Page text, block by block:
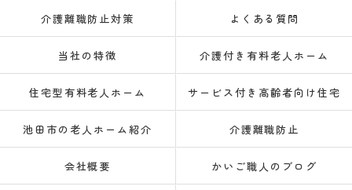
介護離職防止対策 よくある質問
当社の特徴 介護付き有料老人ホーム
住宅型有料老人ホーム サービス付き高齢者向け住宅
池田市の老人ホーム紹介 介護離職防止
会社概要 かいご職人のブログ